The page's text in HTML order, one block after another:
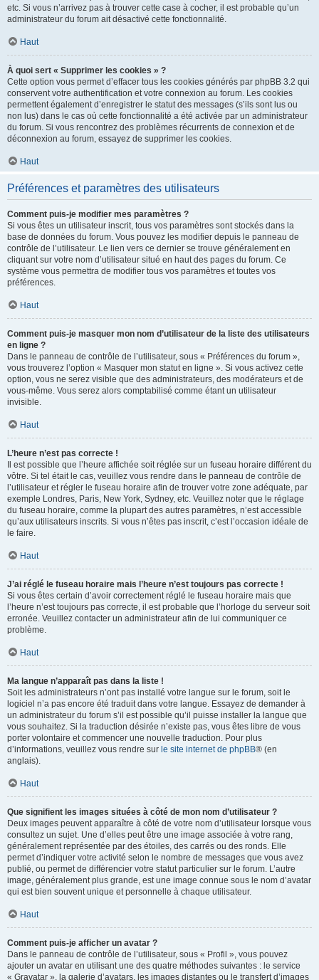
etc. Si vous n’arrivez pas à trouver cette case à cocher, il est probable qu’un
administrateur du forum ait désactivé cette fonctionnalité.
Haut
À quoi sert « Supprimer les cookies » ?
Cette option vous permet d’effacer tous les cookies générés par phpBB 3.2 qui
conservent votre authentification et votre connexion au forum. Les cookies
permettent également d’enregistrer le statut des messages (s’ils sont lus ou
non lus) dans le cas où cette fonctionnalité a été activée par un administrateur
du forum. Si vous rencontrez des problèmes récurrents de connexion et de
déconnexion au forum, essayez de supprimer les cookies.
Haut
Préférences et paramètres des utilisateurs
Comment puis-je modifier mes paramètres ?
Si vous êtes un utilisateur inscrit, tous vos paramètres sont stockés dans la
base de données du forum. Vous pouvez les modifier depuis le panneau de
contrôle de l’utilisateur. Le lien vers ce dernier se trouve généralement en
cliquant sur votre nom d’utilisateur situé en haut des pages du forum. Ce
système vous permettra de modifier tous vos paramètres et toutes vos
préférences.
Haut
Comment puis-je masquer mon nom d’utilisateur de la liste des utilisateurs
en ligne ?
Dans le panneau de contrôle de l’utilisateur, sous « Préférences du forum »,
vous trouverez l’option « Masquer mon statut en ligne ». Si vous activez cette
option, vous ne serez visible que des administrateurs, des modérateurs et de
vous-même. Vous serez alors comptabilisé comme étant un utilisateur
invisible.
Haut
L’heure n’est pas correcte !
Il est possible que l’heure affichée soit réglée sur un fuseau horaire différent du
vôtre. Si tel était le cas, veuillez vous rendre dans le panneau de contrôle de
l’utilisateur et régler le fuseau horaire afin de trouver votre zone adéquate, par
exemple Londres, Paris, New York, Sydney, etc. Veuillez noter que le réglage
du fuseau horaire, comme la plupart des autres paramètres, n’est accessible
qu’aux utilisateurs inscrits. Si vous n’êtes pas inscrit, c’est l’occasion idéale de
le faire.
Haut
J’ai réglé le fuseau horaire mais l’heure n’est toujours pas correcte !
Si vous êtes certain d’avoir correctement réglé le fuseau horaire mais que
l’heure n’est toujours pas correcte, il est probable que l’horloge du serveur soit
erronée. Veuillez contacter un administrateur afin de lui communiquer ce
problème.
Haut
Ma langue n’apparaît pas dans la liste !
Soit les administrateurs n’ont pas installé votre langue sur le forum, soit le
logiciel n’a pas encore été traduit dans votre langue. Essayez de demander à
un administrateur du forum s’il est possible qu’il puisse installer la langue que
vous souhaitez. Si la traduction désirée n’existe pas, vous êtes libre de vous
porter volontaire et commencer une nouvelle traduction. Pour plus
d’informations, veuillez vous rendre sur le site internet de phpBB® (en
anglais).
Haut
Que signifient les images situées à côté de mon nom d’utilisateur ?
Deux images peuvent apparaître à côté de votre nom d’utilisateur lorsque vous
consultez un sujet. Une d’elles peut être une image associée à votre rang,
généralement représentée par des étoiles, des carrés ou des ronds. Elle
permet d’indiquer votre activité selon le nombre de messages que vous avez
publié, ou permet de différencier votre statut particulier sur le forum. L’autre
image, généralement plus grande, est une image connue sous le nom d’avatar
qui est bien souvent unique et personnelle à chaque utilisateur.
Haut
Comment puis-je afficher un avatar ?
Dans le panneau de contrôle de l’utilisateur, sous « Profil », vous pouvez
ajouter un avatar en utilisant une des quatre méthodes suivantes : le service
« Gravatar », la galerie d’avatars, les images distantes ou le transfert d’images